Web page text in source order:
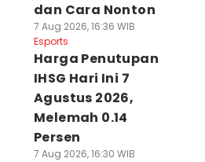
dan Cara Nonton
7 Aug 2026, 16:36 WIB
Esports
Harga Penutupan
IHSG Hari Ini 7
Agustus 2026,
Melemah 0.14
Persen
7 Aug 2026, 16:30 WIB